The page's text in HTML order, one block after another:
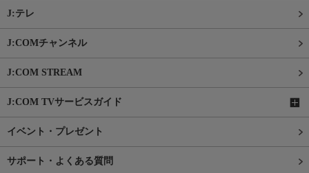
J:テレ
J:COMチャンネル
J:COM STREAM
J:COM TVサービスガイド
イベント・プレゼント
サポート・よくある質問